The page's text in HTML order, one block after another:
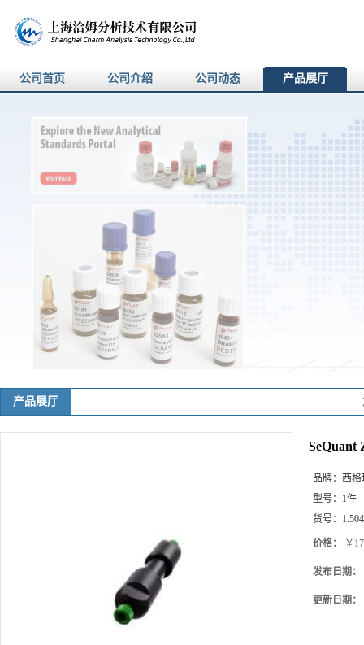
公司首页 公司介绍 公司动态 产品展厅
产品展厅
SeQuant
品牌： 西格
型号： 1件
货号：
价格： ￥
发布日期：
更新日期：